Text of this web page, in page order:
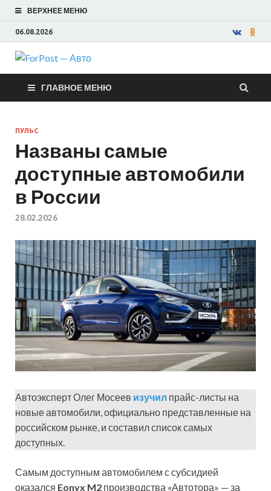
ВЕРХНЕЕ МЕНЮ
06.08.2026
ForPost —
Авто
ГЛАВНОЕ МЕНЮ
ПУЛЬС
Названы самые
доступные автомобили
в России
28.02.2026
Автоэксперт Олег Мосеев изучил прайс-листы на
новые автомобили, официально представленные на
российском рынке, и составил список самых
доступных.
Самым доступным автомобилем с субсидией
оказался Eonyx M2 производства «Автотора» — за